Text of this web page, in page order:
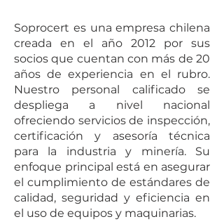
Soprocert es una empresa chilena
creada en el año 2012 por sus
socios que cuentan con más de 20
años de experiencia en el rubro.
Nuestro personal calificado se
despliega a nivel nacional
ofreciendo servicios de inspección,
certificación y asesoría técnica
para la industria y minería. Su
enfoque principal está en asegurar
el cumplimiento de estándares de
calidad, seguridad y eficiencia en
el uso de equipos y maquinarias.